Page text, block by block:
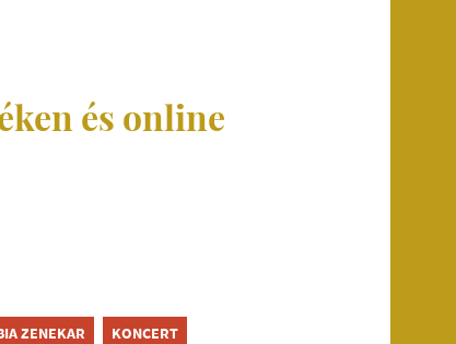
és online
ZENEKAR KONCERT